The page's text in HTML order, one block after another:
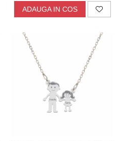
ADAUGA IN COS